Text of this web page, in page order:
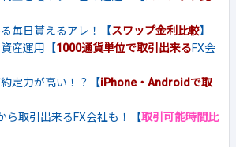
毎日貰えるアレ！【スワップ金利比較】
産運用【1000通貨単位で取引出来るFX会
定力が高い！？【iPhone・Androidで取
ら取引出来るFX会社も！【取引可能時間比